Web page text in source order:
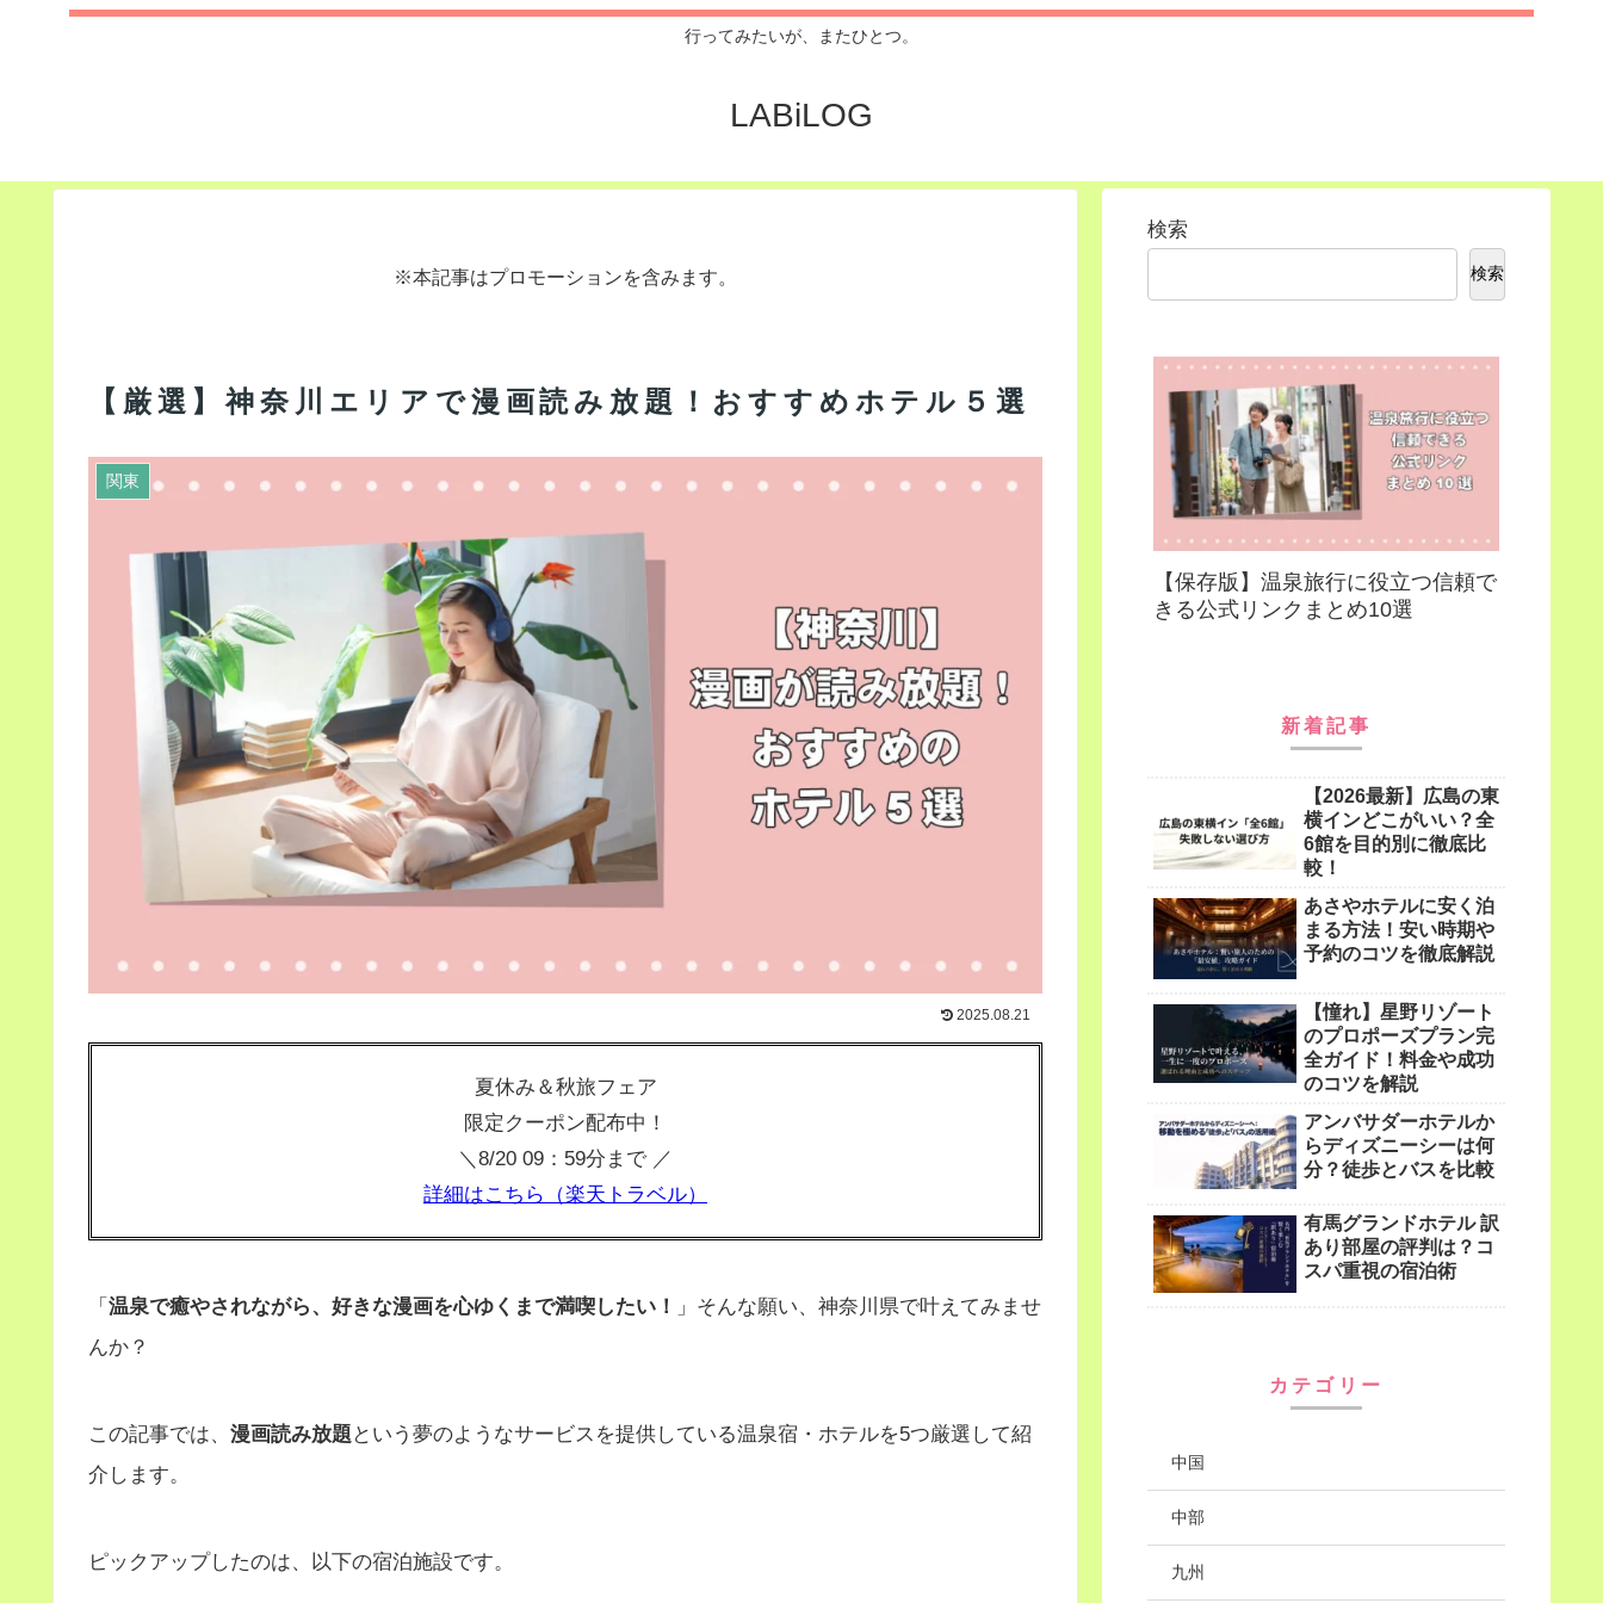
行ってみたいが、またひとつ。
LABiLOG
※本記事はプロモーションを含みます。
【厳選】神奈川エリアで漫画読み放題！おすすめホテル５選
関東
2025.08.21
夏休み＆秋旅フェア
限定クーポン配布中！
＼8/20 09：59分まで ／
詳細はこちら（楽天トラベル）
「 温泉で癒やされながら、好きな漫画を心ゆくまで満喫したい！
」そんな願い、神奈川県で叶えてみませ
んか？
この記事では、 漫画読み放題 という夢のようなサービスを提供している温泉宿・ホテルを5つ厳選して紹
介します。
ピックアップしたのは、以下の宿泊施設です。
検索
検索
【保存版】温泉旅行に役立つ信頼で
きる公式リンクまとめ10選
新着記事
【2026最新】広島の東
横インどこがいい？全
6館を目的別に徹底比
較！
あさやホテルに安く泊
まる方法！安い時期や
予約のコツを徹底解説
【憧れ】星野リゾート
のプロポーズプラン完
全ガイド！料金や成功
のコツを解説
アンバサダーホテルか
らディズニーシーは何
分？徒歩とバスを比較
有馬グランドホテル 訳
あり部屋の評判は？コ
スパ重視の宿泊術
カテゴリー
中国
中部
九州